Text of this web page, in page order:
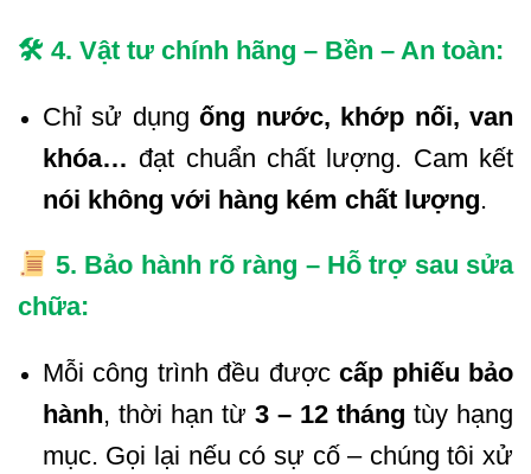
🛠 4. Vật tư chính hãng – Bền – An toàn:
Chỉ sử dụngống nước, khớp nối, van
khóa… đạt chuẩn chất lượng. Cam kết
nói không với hàng kém chất lượng.
5. Bảo hành rõ ràng – Hỗ trợ sau sửa
chữa:
Mỗi công trình đều đượccấp phiếu bảo
hành, thời hạn từ 3 – 12 tháng tùy hạng
mục. Gọi lại nếu có sự cố – chúng tôi xử